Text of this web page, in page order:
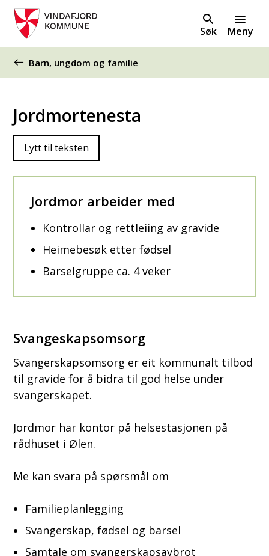
Søk Meny
Du er her:
Barn, ungdom og familie
Jordmortenesta
Lytt til teksten
Jordmor arbeider med
Kontrollar og rettleiing av gravide
Heimebesøk etter fødsel
Barselgruppe ca. 4 veker
Svangeskapsomsorg
Svangerskapsomsorg er eit kommunalt tilbod
til gravide for å bidra til god helse under
svangerskapet.
Jordmor har kontor på helsestasjonen på
rådhuset i Ølen.
Me kan svara på spørsmål om
Familieplanlegging
Svangerskap, fødsel og barsel
Samtale om svangerskapsavbrot